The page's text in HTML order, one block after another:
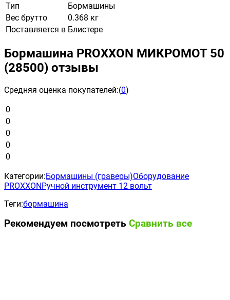
Тип
Бормашины
Вес брутто
0.368 кг
Поставляется в Блистере
Бормашина PROXXON МИКРОМОТ 50
(28500) отзывы
Средняя оценка покупателей:(0)
0
0
0
0
0
Категории:Бормашины (граверы)Оборудование
PROXXONРучной инструмент 12 вольт
Теги:бормашина
Рекомендуем посмотреть Сравнить все